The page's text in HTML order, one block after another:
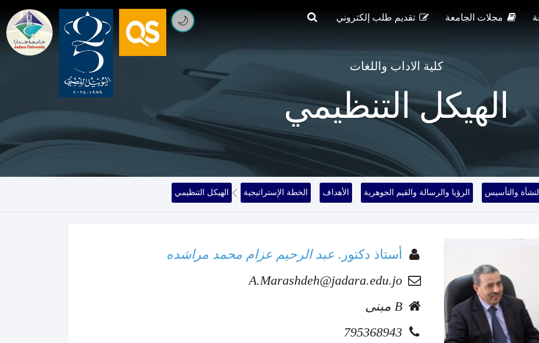
🌙
كلية الاداب واللغات
الهيكل التنظيمي
الهيكل التنظيمي الخطة الإستراتيجية الأهداف الرؤيا والرسالة والقيم الجوهرية النشأة والتأسيس
أستاذ دكتور.عبد الرحيم عزام محمد مراشده
A.Marashdeh@jadara.edu.jo
مبنى B
795368943